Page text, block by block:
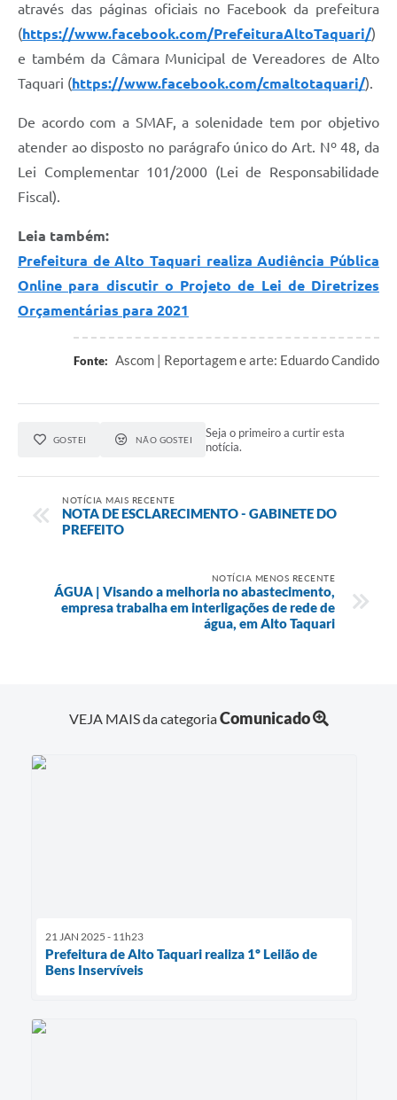
através das páginas oficiais no Facebook da prefeitura
(https://www.facebook.com/PrefeituraAltoTaquari/)
e também da Câmara Municipal de Vereadores de Alto
Taquari (https://www.facebook.com/cmaltotaquari/).
De acordo com a SMAF, a solenidade tem por objetivo
atender ao disposto no parágrafo único do Art. Nº 48, da
Lei Complementar 101/2000 (Lei de Responsabilidade
Fiscal).
Leia também:
Prefeitura de Alto Taquari realiza Audiência Pública
Online para discutir o Projeto de Lei de Diretrizes
Orçamentárias para 2021
Fonte: Ascom | Reportagem e arte: Eduardo Candido
GOSTEI NÃO GOSTEI
Seja o primeiro a curtir esta
notícia.
NOTÍCIA MAIS RECENTE
NOTA DE ESCLARECIMENTO - GABINETE DO
PREFEITO
NOTÍCIA MENOS RECENTE
ÁGUA | Visando a melhoria no abastecimento,
empresa trabalha em interligações de rede de
água, em Alto Taquari
VEJA MAIS da categoriaComunicado
21 JAN 2025 - 11h23
Prefeitura de Alto Taquari realiza 1º Leilão de
Bens Inservíveis